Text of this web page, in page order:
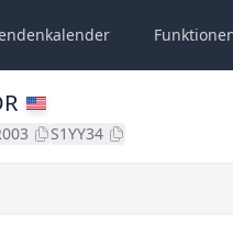
S1YY34